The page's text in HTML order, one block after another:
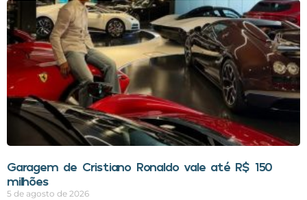
Garagem de Cristiano Ronaldo vale até R$ 150
milhões
5 de agosto de 2026